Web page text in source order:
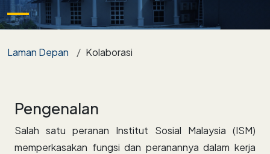
Breadcrumb
Laman Depan Kolaborasi
Pengenalan
Salah satu peranan Institut Sosial Malaysia (ISM)
memperkasakan fungsi dan peranannya dalam kerja